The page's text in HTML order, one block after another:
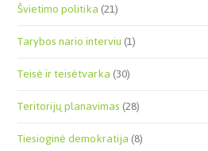
Švietimo politika(21)
Tarybos nario interviu(1)
Teisė ir teisėtvarka(30)
Teritorijų planavimas(28)
Tiesioginė demokratija(8)